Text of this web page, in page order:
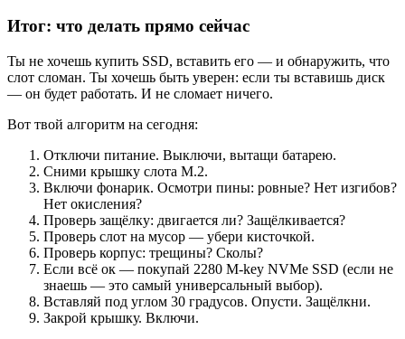
Итог: что делать прямо сейчас
Ты не хочешь купить SSD, вставить его — и обнаружить, что
слот сломан. Ты хочешь быть уверен: если ты вставишь диск
— он будет работать. И не сломает ничего.
Вот твой алгоритм на сегодня:
Отключи питание. Выключи, вытащи батарею.
Сними крышку слота M.2.
Включи фонарик. Осмотри пины: ровные? Нет изгибов?
Нет окисления?
Проверь защёлку: двигается ли? Защёлкивается?
Проверь слот на мусор — убери кисточкой.
Проверь корпус: трещины? Сколы?
Если всё ок — покупай 2280 M-key NVMe SSD (если не
знаешь — это самый универсальный выбор).
Вставляй под углом 30 градусов. Опусти. Защёлкни.
Закрой крышку. Включи.